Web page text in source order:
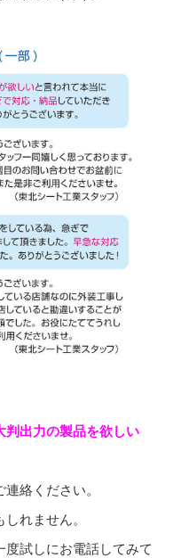
判出力の製品を欲しい
連絡ください。
れません。
度試しにお電話してみて